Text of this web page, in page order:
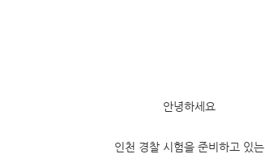
안녕하세요
인천 경찰 시험을 준비하고 있는